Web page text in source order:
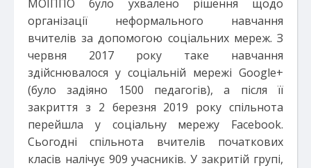
МОІППО було ухвалено рішення щодо
організації неформального навчання
вчителів за допомогою соціальних мереж. З
червня 2017 року таке навчання
здійснювалося у соціальній мережі Google+
(було задіяно 1500 педагогів), а після її
закриття з 2 березня 2019 року спільнота
перейшла у соціальну мережу Facebook.
Сьогодні спільнота вчителів початкових
класів налічує 909 учасників. У закритій групі,